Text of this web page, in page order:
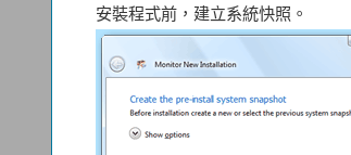
安裝程式前，建立系統快照。